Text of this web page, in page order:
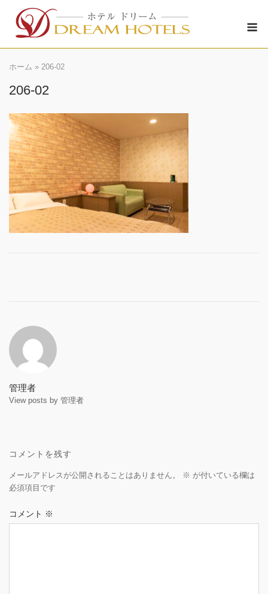
content
ホーム » 206-02
206-02
管理者
View posts by 管理者
コメントを残す
メールアドレスが公開されることはありません。 ※ が付いている欄は
必須項目です
コメント ※